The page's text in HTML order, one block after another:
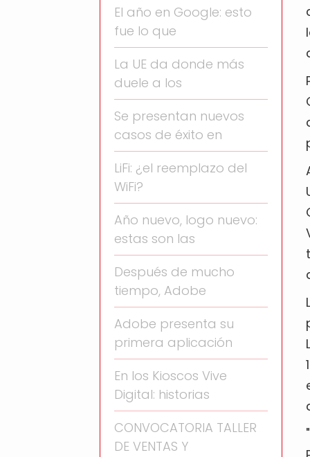
El año en Google: esto
fue lo que
La UE da donde más
duele a los
Se presentan nuevos
casos de éxito en
LiFi: ¿el reemplazo del
WiFi?
Año nuevo, logo nuevo:
estas son las
Después de mucho
tiempo, Adobe
Adobe presenta su
primera aplicación
En los Kioscos Vive
Digital: historias
CONVOCATORIA TALLER
DE VENTAS Y